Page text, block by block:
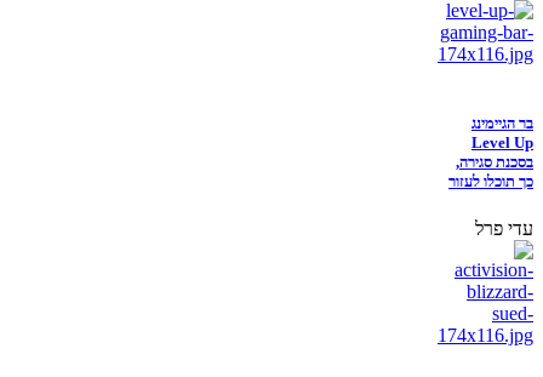
בר הגיימינג
Level Up
בסכנת סגירה,
כך תוכלו לעזור
עדי פרל